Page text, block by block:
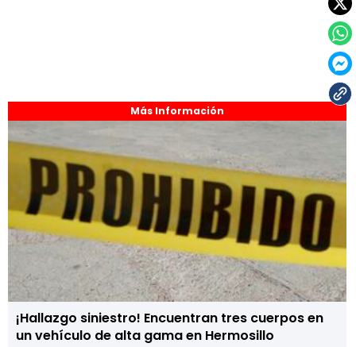
Más Información
¡Hallazgo siniestro! Encuentran tres cuerpos en
un vehículo de alta gama en Hermosillo